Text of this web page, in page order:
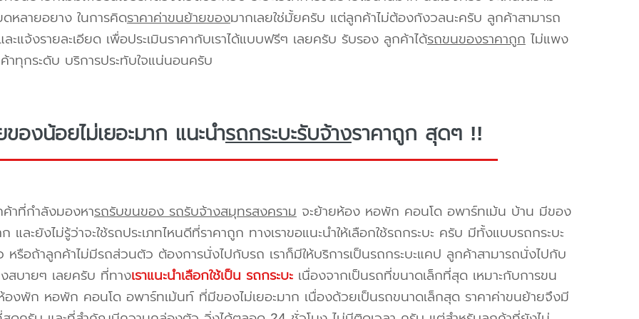
ดหลายอยาง ในการคิดราคาค่าขนย้ายของมากเลยใช่มั้ยครับ แต่ลูกค้าไม่ต้องกังวลนะครับ ลูกค้าสามารถ
ะแจ้งรายละเอียด เพื่อประเมินราคากับเราได้แบบฟรีๆ เลยครับ รับรอง ลูกค้าได้รถขนของราคาถูกไม่แพง
าทุกระดับ บริการประทับใจแน่นอนครับ
องน้อยไม่เยอะมาก แนะนำรถกระบะรับจ้างราคาถูก สุดๆ !!
าที่กำลังมองหารถรับขนของ รถรับจ้างสมุทรสงครามจะย้ายห้อง หอพัก คอนโด อพาร์ทเม้น บ้าน มีของ
ก และยังไม่รู้ว่าจะใช้รถประเภทไหนดีที่ราคาถูก ทางเราขอแนะนำให้เลือกใช้รถกระบะ ครับ มีทั้งแบบรถกระบะ
หรือถ้าลูกค้าไม่มีรถส่วนตัว ต้องการนั่งไปกับรถ เราก็มีให้บริการเป็นรถกระบะแคป ลูกค้าสามารถนั่งไปกับ
สบายๆ เลยครับ ที่ทางเราแนะนำเลือกใช้เป็น รถกระบะเนื่องจากเป็นรถที่ขนาดเล็กที่สุด เหมาะกับการขน
งพัก หอพัก คอนโด อพาร์ทเม้นท์ ที่มีของไม่เยอะมาก เนื่องด้วยเป็นรถขนาดเล็กสุด ราคาค่าขนย้ายจึงมี